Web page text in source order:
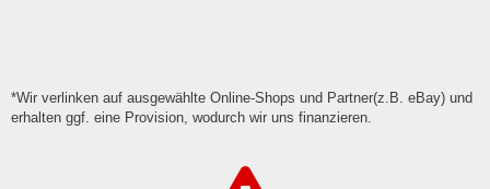
*Wir verlinken auf ausgewählte Online-Shops und Partner(z.B. eBay) und
erhalten ggf. eine Provision, wodurch wir uns finanzieren.